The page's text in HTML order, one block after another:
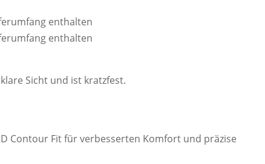
enthalten
enthalten
Sicht und ist kratzfest.
Contour Fit für verbesserten Komfort und präzise